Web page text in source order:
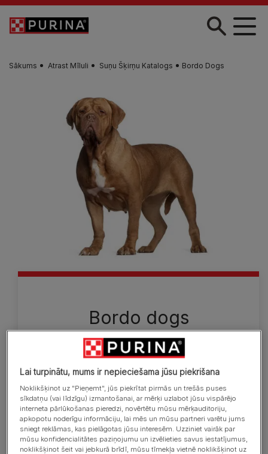
Skip to main content
Sākums Atrast Mīluli Suņu Šķirņu Katalogs Bordo Dogs
Bordo dogs
Šim milzīgajam sunim ir liela, plata, apaļa galva ar
daudzām krokām. Tam ir masīvs, muskuļots kakls
un ķermenis un plata krūšu daļa. Bordo doga
apmatojums ir īss un samērā mīksts, un tas var būt
visos dzeltenbrūnajos toņos. Pieaugušu tēviņu
augstums skaustā ir apmēram 60–68 cm, bet
svars — vismaz 50 kg. Pieaugušu mātīšu augstums
skaustā ir 58–66 cm, bet svars — vismaz 45 kg.
Lai turpinātu, mums ir nepieciešama jūsu piekrišana
Noklikšķinot uz "Pieņemt", jūs piekrītat pirmās un trešās puses
sīkdatņu (vai līdzīgu) izmantošanai, ar mērķi uzlabot jūsu vispārējo
interneta pārlūkošanas pieredzi, novērtētu mūsu mērķauditoriju,
apkopotu noderīgu informāciju, lai mēs un mūsu partneri varētu jums
sniegt reklāmas, kas pielāgotas jūsu interesēm. Uzziniet vairāk par
mūsu konfidencialitātes paziņojumu un izvēlieties savus iestatījumus,
noklikšķinot šeit vai jebkurā brīdī, mūsu tīmekļa vietnē noklikšķinot uz